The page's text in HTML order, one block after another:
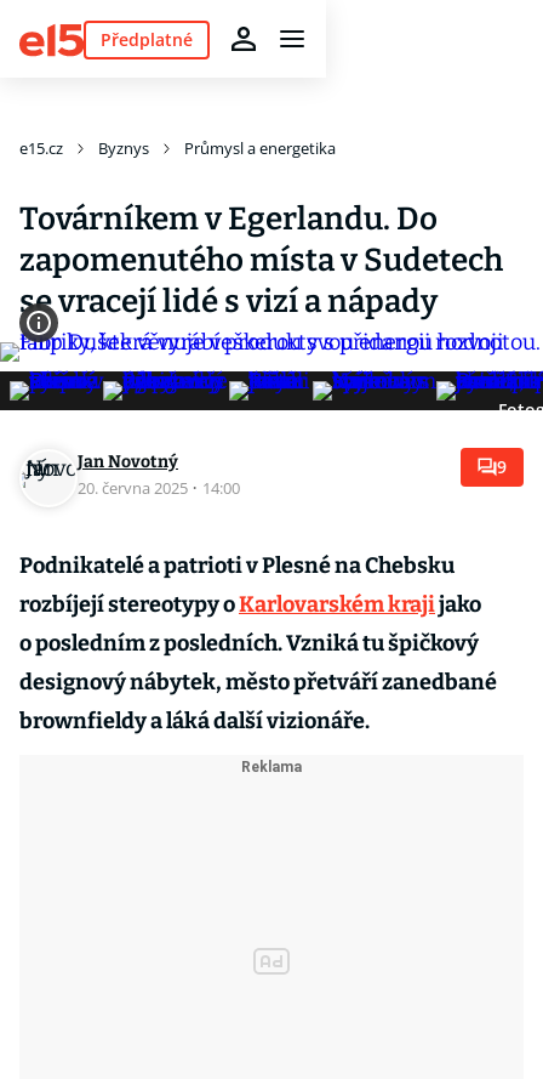
Předplatné
e15.cz Byznys Průmysl a energetika
Továrníkem v Egerlandu. Do
zapomenutého místa v Sudetech
se vracejí lidé s vizí a nápady
Jan Novotný
20. června 2025 · 14:00
9
Podnikatelé a patrioti v Plesné na Chebsku
rozbíjejí stereotypy oKarlovarském krajijako
o posledním z posledních. Vzniká tu špičkový
designový nábytek, město přetváří zanedbané
brownfieldy a láká další vizionáře.